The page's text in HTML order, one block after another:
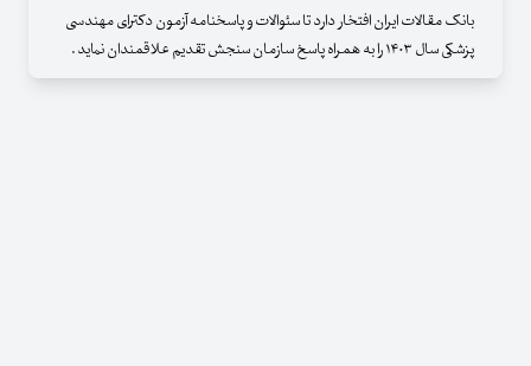
بانک مقالات ایران افتخار دارد تا سئوالات و پاسخنامه آزمون دکترای مهندسی
پزشکی سال ۱۴۰۳ را به همراه پاسخ سازمان سنجش تقدیم علاقمندان نماید .